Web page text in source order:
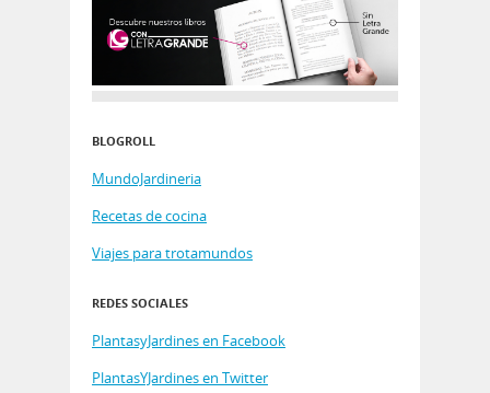
BLOGROLL
MundoJardineria
Recetas de cocina
Viajes para trotamundos
REDES SOCIALES
PlantasyJardines en Facebook
PlantasYJardines en Twitter